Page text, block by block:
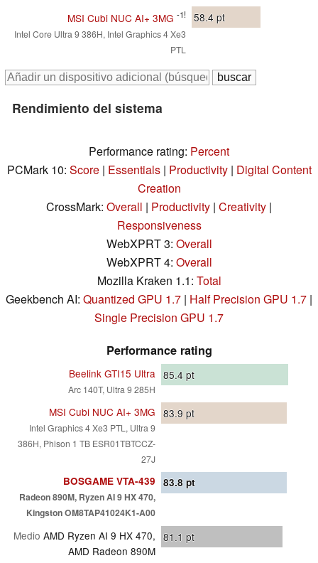
MSI Cubi NUC AI+ 3MG -1!
Intel Core Ultra 9 386H, Intel Graphics 4 Xe3
PTL
58.4 pt
Rendimiento del sistema
Performance rating: Percent
PCMark 10: Score| Essentials| Productivity| Digital Content
Creation
CrossMark: Overall | Productivity | Creativity |
Responsiveness
WebXPRT 3: Overall
WebXPRT 4: Overall
Mozilla Kraken 1.1: Total
Geekbench AI: Quantized GPU 1.7 | Half Precision GPU 1.7 |
Single Precision GPU 1.7
Performance rating
Beelink GTI15 Ultra
Arc 140T, Ultra 9 285H
85.4 pt
MSI Cubi NUC AI+ 3MG
Intel Graphics 4 Xe3 PTL, Ultra 9
386H, Phison 1 TB ESR01TBTCCZ-
27J
83.9 pt
BOSGAME VTA-439
Radeon 890M, Ryzen AI 9 HX 470,
Kingston OM8TAP41024K1-A00
83.8 pt
Medio AMD Ryzen AI 9 HX 470,
AMD Radeon 890M
81.1 pt